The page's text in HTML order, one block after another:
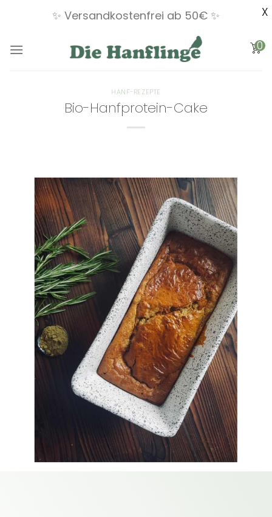
Inhalt
0
HANF-REZEPTE
Bio-Hanfprotein-Cake
✨ Versandkostenfrei ab 50€ ✨ X